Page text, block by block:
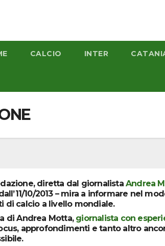
CALCIO INTER
diretta dal giornalistaAndrea
10/2013 – mira a informare nel
di calcio a livello mondiale.
di Andrea Motta, giornalista con
approfondimenti e tanto altro